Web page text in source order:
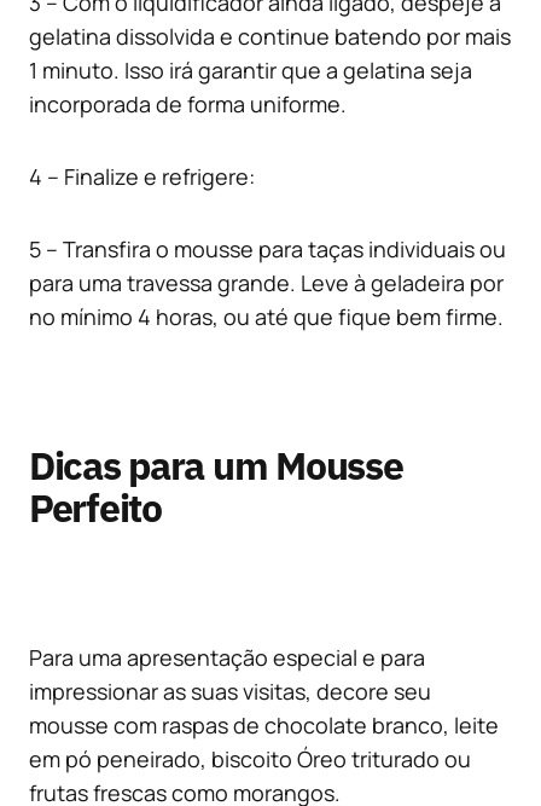
gelatina dissolvida e continue batendo por mais
1 minuto. Isso irá garantir que a gelatina seja
incorporada de forma uniforme.
4 – Finalize e refrigere:
5 – Transfira o mousse para taças individuais ou
para uma travessa grande. Leve à geladeira por
no mínimo 4 horas, ou até que fique bem firme.
Dicas para um Mousse
Perfeito
Para uma apresentação especial e para
impressionar as suas visitas, decore seu
mousse com raspas de chocolate branco, leite
em pó peneirado, biscoito Óreo triturado ou
frutas frescas como morangos.